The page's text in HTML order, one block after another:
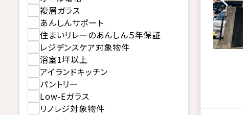
複層ガラス
あんしんサポート
住まいリレーのあんしん５年保証
レジデンスケア対象物件
浴室1坪以上
アイランドキッチン
パントリー
Low-Eガラス
リノレジ対象物件